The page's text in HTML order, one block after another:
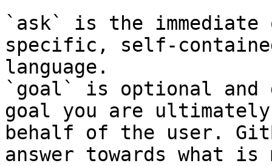
`ask` is the
specific, self-
language.
`goal` is optional and
goal you are
behalf of the user.
answer towards what